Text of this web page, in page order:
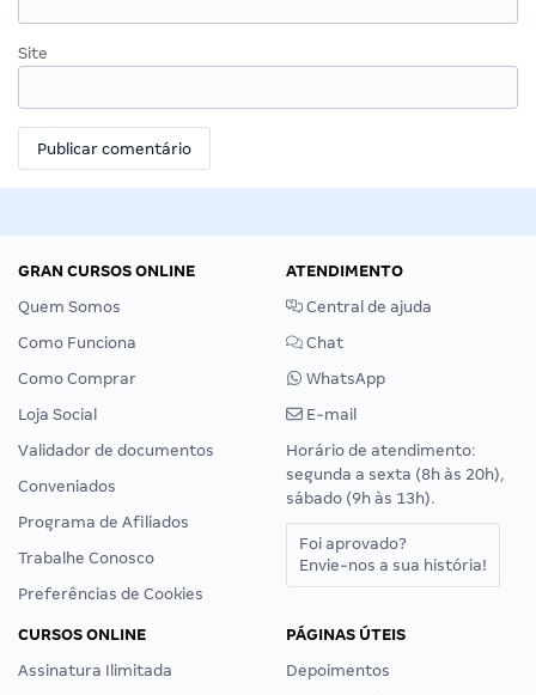
Site
GRAN CURSOS ONLINE
Quem Somos
Como Funciona
Como Comprar
Loja Social
Validador de documentos
Conveniados
Programa de Afiliados
Trabalhe Conosco
Preferências de Cookies
ATENDIMENTO
Central de ajuda
Chat
WhatsApp
E-mail
Horário de atendimento:
segunda a sexta (8h às 20h),
sábado (9h às 13h).
Foi aprovado?
Envie-nos a sua história!
CURSOS ONLINE
Assinatura Ilimitada
PÁGINAS ÚTEIS
Depoimentos